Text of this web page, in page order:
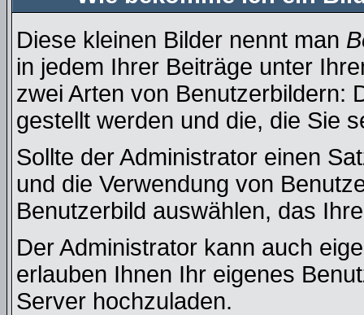
Diese kleinen Bilder nennt man
in jedem Ihrer Beiträge unter
zwei Arten von Benutzerbildern:
gestellt werden und die, die Sie
Sollte der Administrator einen
und die Verwendung von
Benutzerbild auswählen, das
Der Administrator kann auch
erlauben Ihnen Ihr eigenes
Server hochzuladen.